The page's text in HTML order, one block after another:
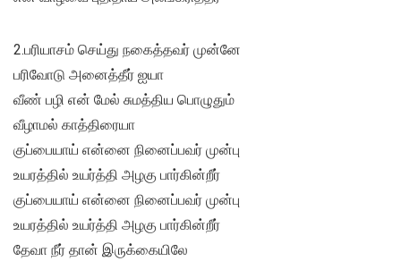
2.பரியாசம் செய்து நகைத்தவர் முன்னே
பரிவோடு அனைத்தீர் ஐயா
வீண் பழி என் மேல் சுமத்திய பொழுதும்
வீழாமல் காத்திரையா
குப்பையாய் என்னை நினைப்பவர் முன்பு
உயரத்தில் உயர்த்தி அழகு பார்கின்றீர்
குப்பையாய் என்னை நினைப்பவர் முன்பு
உயரத்தில் உயர்த்தி அழகு பார்கின்றீர்
தேவா நீர் தான் இருக்கையிலே